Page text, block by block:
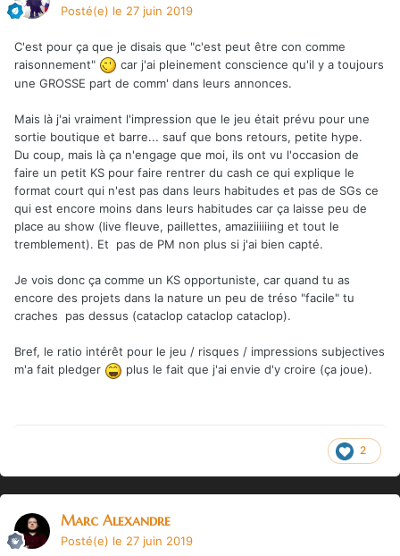
Posté(e) le 27 juin 2019
C'est pour ça que je disais que "c'est peut être con comme
raisonnement"
car j'ai pleinement conscience qu'il y a toujours
une GROSSE part de comm' dans leurs annonces.
Mais là j'ai vraiment l'impression que le jeu était prévu pour une
sortie boutique et barre... sauf que bons retours, petite hype.
Du coup, mais là ça n'engage que moi, ils ont vu l'occasion de
faire un petit KS pour faire rentrer du cash ce qui explique le
format court qui n'est pas dans leurs habitudes et pas de SGs ce
qui est encore moins dans leurs habitudes car ça laisse peu de
place au show (live fleuve, paillettes, amaziiiiiing et tout le
tremblement). Et pas de PM non plus si j'ai bien capté.
Je vois donc ça comme un KS opportuniste, car quand tu as
encore des projets dans la nature un peu de tréso "facile" tu
craches pas dessus (cataclop cataclop cataclop).
Bref, le ratio intérêt pour le jeu / risques / impressions subjectives
m'a fait pledger
plus le fait que j'ai envie d'y croire (ça joue).
2
Marc Alexandre
Posté(e) le 27 juin 2019